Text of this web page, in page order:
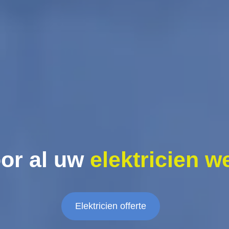
al uw elektricien
Elektricien offerte